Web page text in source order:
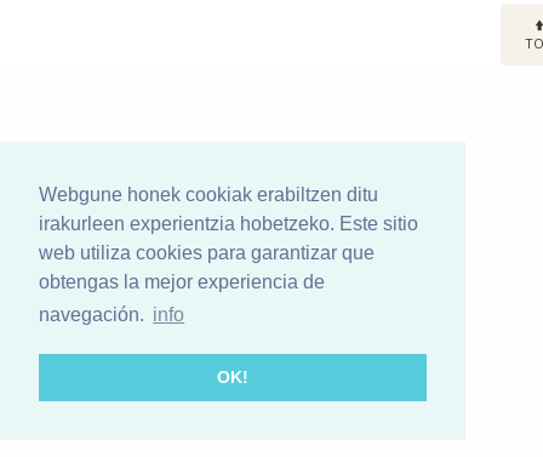
Webgune honek cookiak erabiltzen ditu
irakurleen experientzia hobetzeko. Este sitio
web utiliza cookies para garantizar que
obtengas la mejor experiencia de
navegación. info
OK!